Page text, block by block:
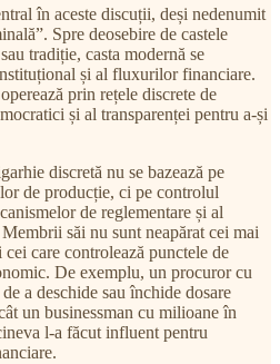
în aceste discuții, deși nedenumit
Spre deosebire de castele
tradiție, casta modernă se
și al fluxurilor financiare.
prin rețele discrete de
și al transparenței pentru a-și
discretă nu se bazează pe
de producție, ci pe controlul
de reglementare și al
săi nu sunt neapărat cei mai
care controlează punctele de
De exemplu, un procuror cu
a deschide sau închide dosare
un businessman cu milioane în
l-a făcut influent pentru